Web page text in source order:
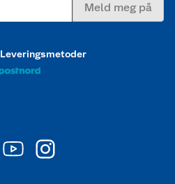
Meld meg på
Leveringsmetoder